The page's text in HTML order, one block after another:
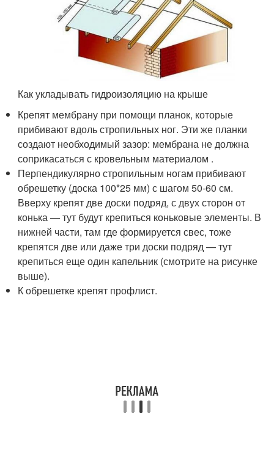
Как укладывать гидроизоляцию на крыше
Крепят мембрану при помощи планок, которые
прибивают вдоль стропильных ног. Эти же планки
создают необходимый зазор: мембрана не должна
соприкасаться с кровельным материалом .
Перпендикулярно стропильным ногам прибивают
обрешетку (доска 100*25 мм) с шагом 50-60 см.
Вверху крепят две доски подряд, с двух сторон от
конька — тут будут крепиться коньковые элементы. В
нижней части, там где формируется свес, тоже
крепятся две или даже три доски подряд — тут
крепиться еще один капельник (смотрите на рисунке
выше).
К обрешетке крепят профлист.